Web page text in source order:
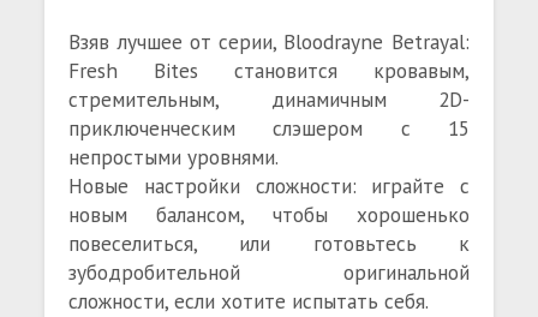
Взяв лучшее от серии, Bloodrayne Betrayal:
Fresh Bites становится кровавым,
стремительным, динамичным 2D-
приключенческим слэшером с 15
непростыми уровнями.
Новые настройки сложности: играйте с
новым балансом, чтобы хорошенько
повеселиться, или готовьтесь к
зубодробительной оригинальной
сложности, если хотите испытать себя.